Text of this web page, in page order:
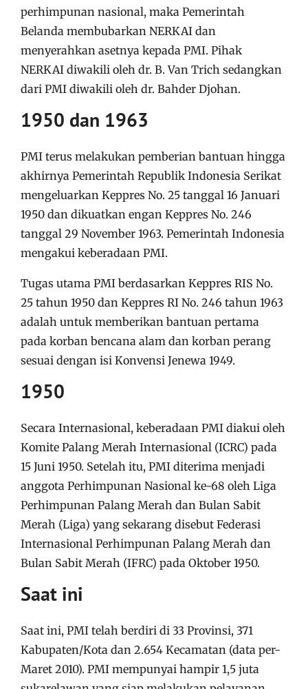
perhimpunan nasional, maka Pemerintah
Belanda membubarkan NERKAI dan
menyerahkan asetnya kepada PMI. Pihak
NERKAI diwakili oleh dr. B. Van Trich sedangkan
dari PMI diwakili oleh dr. Bahder Djohan.
1950 dan 1963
PMI terus melakukan pemberian bantuan hingga
akhirnya Pemerintah Republik Indonesia Serikat
mengeluarkan Keppres No. 25 tanggal 16 Januari
1950 dan dikuatkan engan Keppres No. 246
tanggal 29 November 1963. Pemerintah Indonesia
mengakui keberadaan PMI.
Tugas utama PMI berdasarkan Keppres RIS No.
25 tahun 1950 dan Keppres RI No. 246 tahun 1963
adalah untuk memberikan bantuan pertama
pada korban bencana alam dan korban perang
sesuai dengan isi Konvensi Jenewa 1949.
1950
Secara Internasional, keberadaan PMI diakui oleh
Komite Palang Merah Internasional (ICRC) pada
15 Juni 1950. Setelah itu, PMI diterima menjadi
anggota Perhimpunan Nasional ke-68 oleh Liga
Perhimpunan Palang Merah dan Bulan Sabit
Merah (Liga) yang sekarang disebut Federasi
Internasional Perhimpunan Palang Merah dan
Bulan Sabit Merah (IFRC) pada Oktober 1950.
Saat ini
Saat ini, PMI telah berdiri di 33 Provinsi, 371
Kabupaten/Kota dan 2.654 Kecamatan (data per-
Maret 2010). PMI mempunyai hampir 1,5 juta